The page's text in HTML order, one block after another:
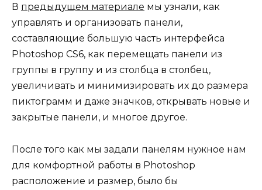
В предыдущем материале мы узнали, как
управлять и организовать панели,
составляющие большую часть интерфейса
Photoshop CS6, как перемещать панели из
группы в группу и из столбца в столбец,
увеличивать и минимизировать их до размера
пиктограмм и даже значков, открывать новые и
закрытые панели, и многое другое.
После того как мы задали панелям нужное нам
для комфортной работы в Photoshop
расположение и размер, было бы